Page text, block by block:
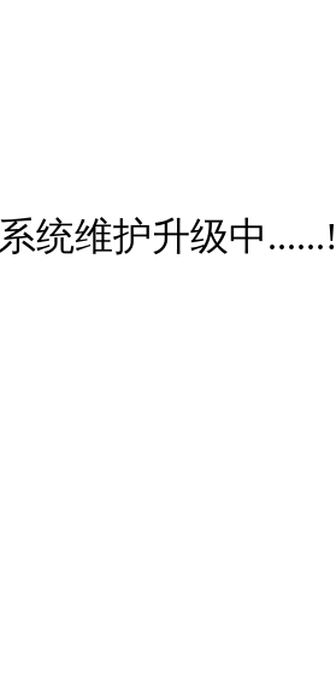
系统维护升级中......!